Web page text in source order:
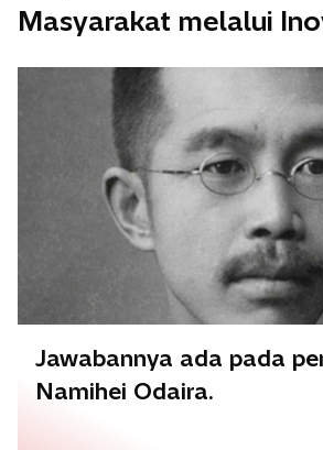
Masyarakat melalui
Jawabannya ada pada
Namihei Odaira.